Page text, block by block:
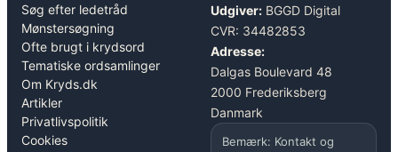
Søg efter ledetråd
Mønstersøgning
Ofte brugt i krydsord
Tematiske ordsamlinger
Om Kryds.dk
Artikler
Privatlivspolitik
Cookies
Udgiver: BGGD Digital
CVR: 34482853
Adresse:
Dalgas Boulevard 48
2000 Frederiksberg
Danmark
Bemærk: Kontakt og